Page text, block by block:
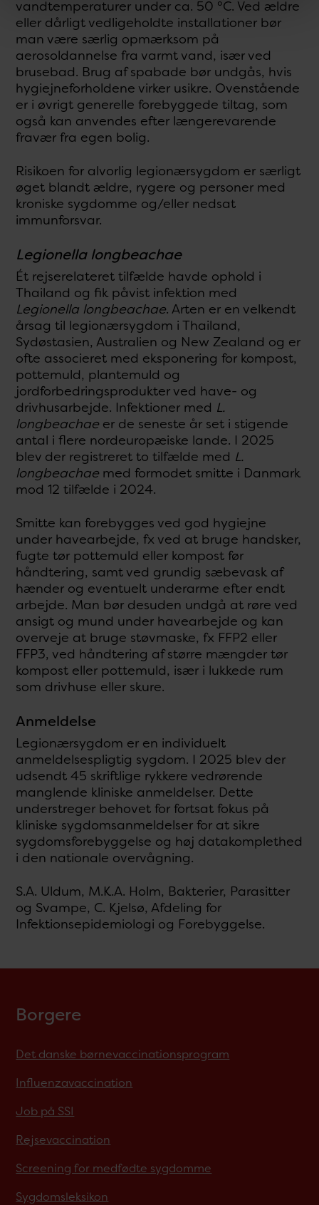
vandtemperaturer under ca. 50 °C. Ved ældre
eller dårligt vedligeholdte installationer bør
man være særlig opmærksom på
aerosoldannelse fra varmt vand, især ved
brusebad. Brug af spabade bør undgås, hvis
hygiejneforholdene virker usikre. Ovenstående
er i øvrigt generelle forebyggede tiltag, som
også kan anvendes efter længerevarende
fravær fra egen bolig.
Risikoen for alvorlig legionærsygdom er særligt
øget blandt ældre, rygere og personer med
kroniske sygdomme og/eller nedsat
immunforsvar.
Legionella longbeachae
Ét rejserelateret tilfælde havde ophold i
Thailand og fik påvist infektion med
Legionella longbeachae. Arten er en velkendt
årsag til legionærsygdom i Thailand,
Sydøstasien, Australien og New Zealand og er
ofte associeret med eksponering for kompost,
pottemuld, plantemuld og
jordforbedringsprodukter ved have- og
drivhusarbejde. Infektioner med L.
longbeachae er de seneste år set i stigende
antal i flere nordeuropæiske lande. I 2025
blev der registreret to tilfælde med L.
longbeachae med formodet smitte i Danmark
mod 12 tilfælde i 2024.
Smitte kan forebygges ved god hygiejne
under havearbejde, fx ved at bruge handsker,
fugte tør pottemuld eller kompost før
håndtering, samt ved grundig sæbevask af
hænder og eventuelt underarme efter endt
arbejde. Man bør desuden undgå at røre ved
ansigt og mund under havearbejde og kan
overveje at bruge støvmaske, fx FFP2 eller
FFP3, ved håndtering af større mængder tør
kompost eller pottemuld, især i lukkede rum
som drivhuse eller skure.
Anmeldelse
Legionærsygdom er en individuelt
anmeldelsespligtig sygdom. I 2025 blev der
udsendt 45 skriftlige rykkere vedrørende
manglende kliniske anmeldelser. Dette
understreger behovet for fortsat fokus på
kliniske sygdomsanmeldelser for at sikre
sygdomsforebyggelse og høj datakomplethed
i den nationale overvågning.
S.A. Uldum, M.K.A. Holm, Bakterier, Parasitter
og Svampe, C. Kjelsø, Afdeling for
Infektionsepidemiologi og Forebyggelse.
Borgere
Det danske børnevaccinationsprogram
Influenzavaccination
Job på SSI
Rejsevaccination
Screening for medfødte sygdomme
Sygdomsleksikon